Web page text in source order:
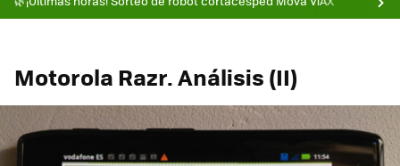
Motorola Razr. Análisis (II)